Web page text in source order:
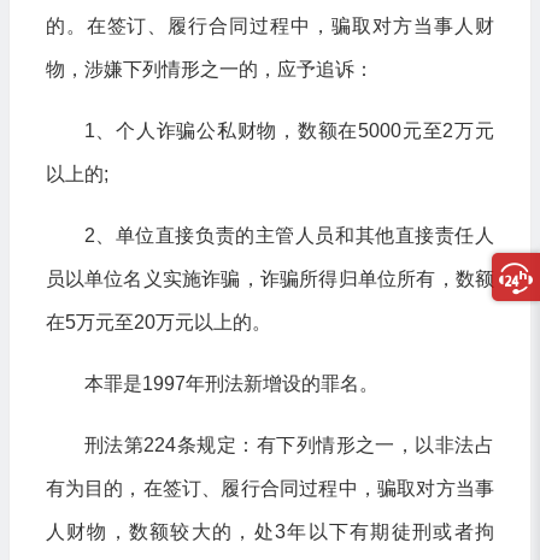
的。在签订、履行合同过程中，骗取对方当事人财
物，涉嫌下列情形之一的，应予追诉：
1、个人诈骗公私财物，数额在5000元至2万元
以上的;
2、单位直接负责的主管人员和其他直接责任人
员以单位名义实施诈骗，诈骗所得归单位所有，数额
在5万元至20万元以上的。
本罪是1997年刑法新增设的罪名。
刑法第224条规定：有下列情形之一，以非法占
有为目的，在签订、履行合同过程中，骗取对方当事
人财物，数额较大的，处3年以下有期徒刑或者拘